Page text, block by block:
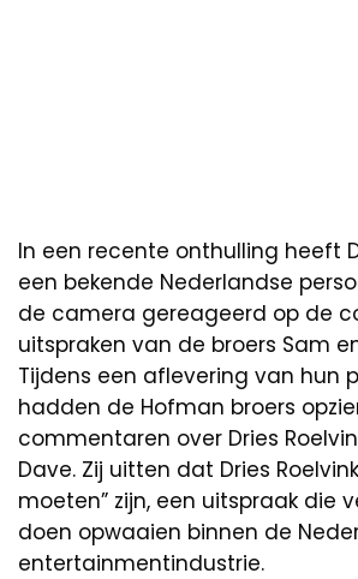
In een recente onthulling heeft
een bekende Nederlandse
de camera gereageerd op de
uitspraken van de broers Sam
Tijdens een aflevering van hun
hadden de Hofman broers
commentaren over Dries
Dave. Zij uitten dat Dries
moeten” zijn, een uitspraak die
doen opwaaien binnen de
entertainmentindustrie.